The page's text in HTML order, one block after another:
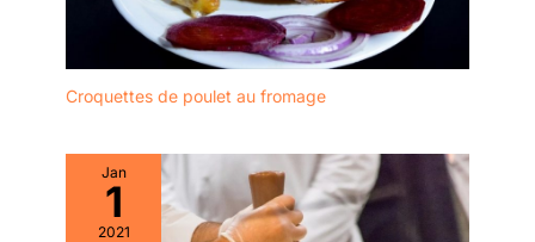
Croquettes de poulet au fromage
Jan
1
2021